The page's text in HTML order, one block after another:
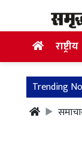
राष्ट्रीय
Trending